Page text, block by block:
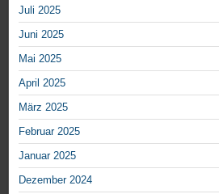
Juli 2025
Juni 2025
Mai 2025
April 2025
März 2025
Februar 2025
Januar 2025
Dezember 2024